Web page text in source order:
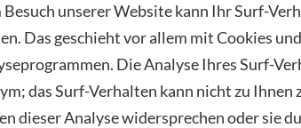
Besuch unserer Website kann Ihr Surf-
Das geschieht vor allem mit Cookies
Die Analyse Ihres Surf-
das Surf-Verhalten kann nicht zu
dieser Analyse widersprechen oder sie